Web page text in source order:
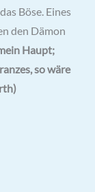
Böse. Eines
den Dämon
Haupt;
so wäre